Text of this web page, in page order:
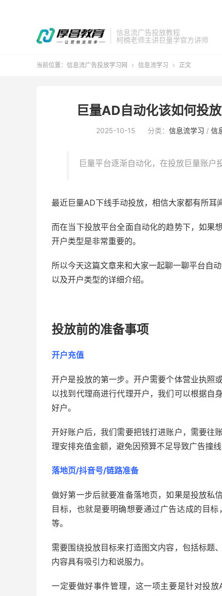
信息流广告投放教程
柯楠老师主讲巨量学官方讲师
当前位置： 信息流广告投放学习网  信息流学习  正文
巨量AD自动化该如何投
2025-10-15 分类： 信息流学习 / 信
巨量平台逐渐自动化，在投放巨量账户
最近巨量AD下线手动投放，相信大家都有所耳
而在当下投放平台全面自动化的趋势下，如果
开户类型是非常重要的。
所以今天这篇文章来和大家一起聊一聊平台自
以及开户类型的详细介绍。
投放前的准备事项
开户充值
开户是投放的第一步。开户需要个体营业执照
以找到代理商进行代理开户，我们可以根据自
好户。
开好账户后，我们需要把钱打进账户，需要往
理安排充值金额，避免因预算不足导致广告撞线
落地页/抖音号/链路准备
做好第一步后就要准备落地页，如果是投放私
目标，也就是要明确想要通过广告达成的目
等。
需要围绕投放目标来打造图文内容，包括标题
内容具有吸引力和说服力。
一定要做好事件管理，这一项主要是针对投